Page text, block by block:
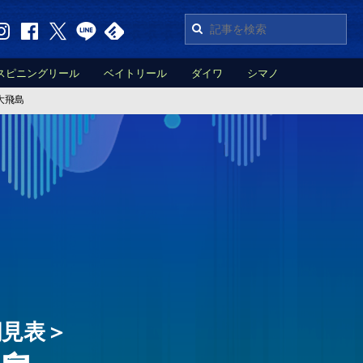
ピニングリール ベイトリール ダイワ シマノ
飛島
表＞